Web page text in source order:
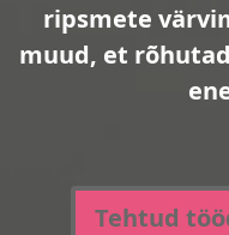
ripsmete
muud, et
Tehtud